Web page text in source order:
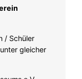
/ Schüler
gleicher